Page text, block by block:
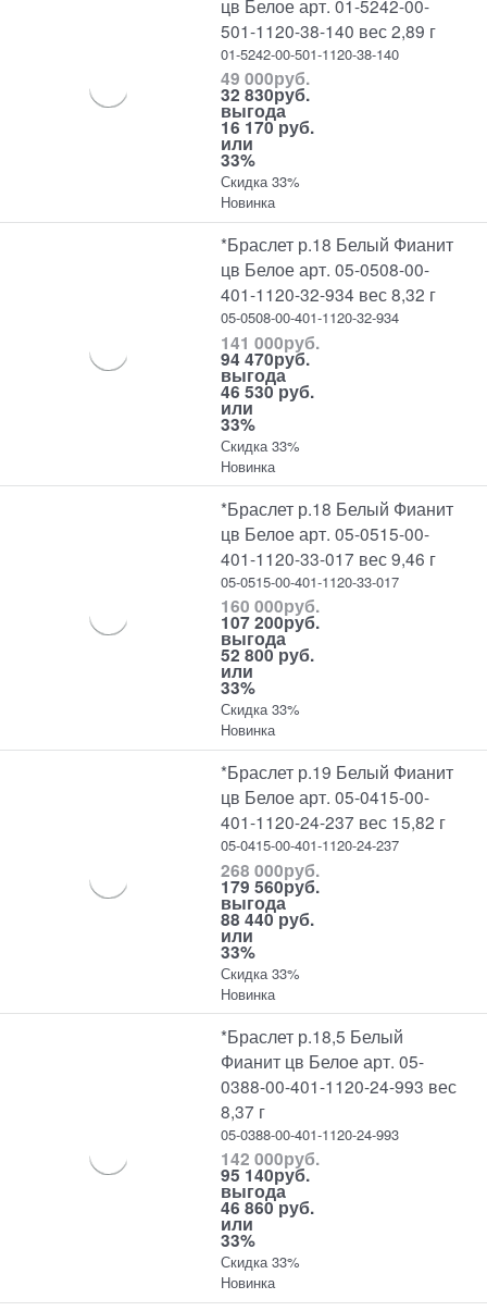
цв Белое арт. 01-5242-00-
501-1120-38-140 вес 2,89 г
01-5242-00-501-1120-38-140
49 000руб.
32 830руб.
выгода
16 170 руб.
или
33%
Скидка 33%
Новинка
*Браслет р.18 Белый Фианит
цв Белое арт. 05-0508-00-
401-1120-32-934 вес 8,32 г
05-0508-00-401-1120-32-934
141 000руб.
94 470руб.
выгода
46 530 руб.
или
33%
Скидка 33%
Новинка
*Браслет р.18 Белый Фианит
цв Белое арт. 05-0515-00-
401-1120-33-017 вес 9,46 г
05-0515-00-401-1120-33-017
160 000руб.
107 200руб.
выгода
52 800 руб.
или
33%
Скидка 33%
Новинка
*Браслет р.19 Белый Фианит
цв Белое арт. 05-0415-00-
401-1120-24-237 вес 15,82 г
05-0415-00-401-1120-24-237
268 000руб.
179 560руб.
выгода
88 440 руб.
или
33%
Скидка 33%
Новинка
*Браслет р.18,5 Белый
Фианит цв Белое арт. 05-
0388-00-401-1120-24-993 вес
8,37 г
05-0388-00-401-1120-24-993
142 000руб.
95 140руб.
выгода
46 860 руб.
или
33%
Скидка 33%
Новинка